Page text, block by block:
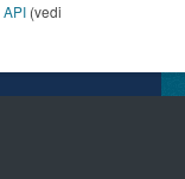
API (vedi